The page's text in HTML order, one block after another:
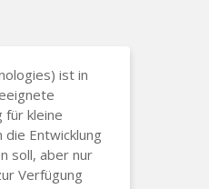
ist in
für kleine
Entwicklung
soll, aber nur
Verfügung